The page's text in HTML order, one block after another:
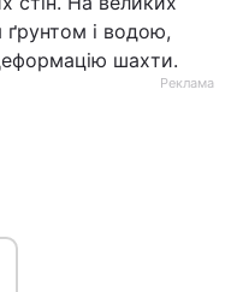
ґрунтом і водою,
шахти.
Реклама